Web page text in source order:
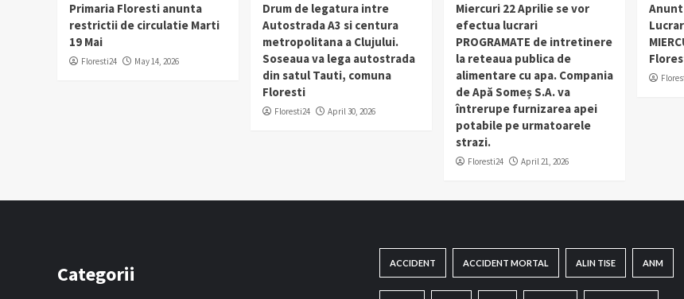
Primaria Floresti anunta
restrictii de circulatie Marti
19 Mai
Floresti24 May 14, 2026
Drum de legatura intre
Autostrada A3 si centura
metropolitana a Clujului.
Soseaua va lega autostrada
din satul Tauti, comuna
Floresti
Floresti24 April 30, 2026
Miercuri 22 Aprilie se vor
efectua lucrari
PROGRAMATE de intretinere
la reteaua publica de
alimentare cu apa. Compania
de Apă Someș S.A. va
întrerupe furnizarea apei
potabile pe urmatoarele
strazi.
Floresti24 April 21, 2026
Categorii ACCIDENT ACCIDENT MORTAL ALIN TISE ANM